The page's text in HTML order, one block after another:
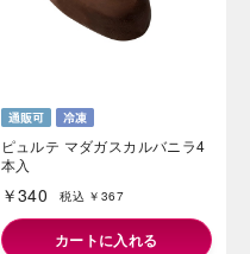
ピュルテ マダガスカルバニラ4
本入
￥340 税込 ￥367
カートに入れる